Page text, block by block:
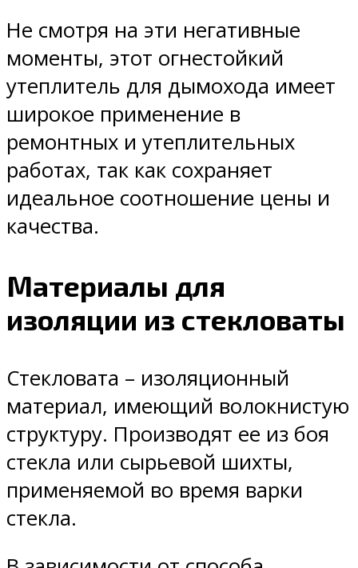
Не смотря на эти негативные
моменты, этот огнестойкий
утеплитель для дымохода имеет
широкое применение в
ремонтных и утеплительных
работах, так как сохраняет
идеальное соотношение цены и
качества.
Материалы для
изоляции из стекловаты
Стекловата – изоляционный
материал, имеющий волокнистую
структуру. Производят ее из боя
стекла или сырьевой шихты,
применяемой во время варки
стекла.